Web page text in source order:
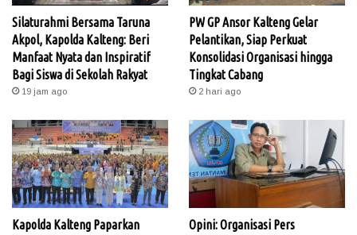
Silaturahmi Bersama Taruna
Akpol, Kapolda Kalteng: Beri
Manfaat Nyata dan Inspiratif
Bagi Siswa di Sekolah Rakyat
19 jam ago
PW GP Ansor Kalteng Gelar
Pelantikan, Siap Perkuat
Konsolidasi Organisasi hingga
Tingkat Cabang
2 hari ago
Kapolda Kalteng Paparkan
Opini: Organisasi Pers